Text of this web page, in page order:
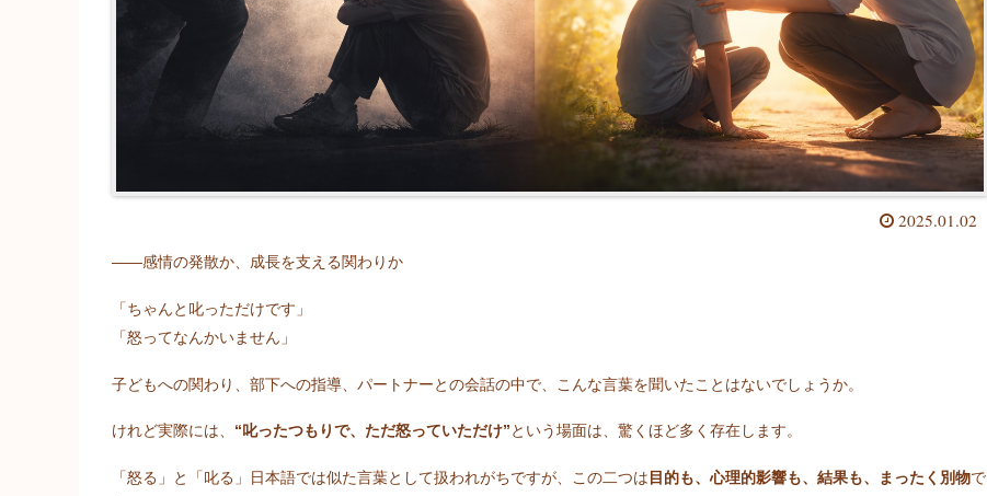
2025.01.02
――感情の発散か、成長を支える関わりか
「ちゃんと叱っただけです」
「怒ってなんかいません」
子どもへの関わり、部下への指導、パートナーとの会話の中で、こんな言葉を聞いたことはないでしょうか。
けれど実際には、 “叱ったつもりで、ただ怒っていただけ”という場面は、驚くほど多く存在します。
「怒る」と「叱る」日本語では似た言葉として扱われがちですが、この二つは 目的も、心理的影響も、結果も、まったく別物で